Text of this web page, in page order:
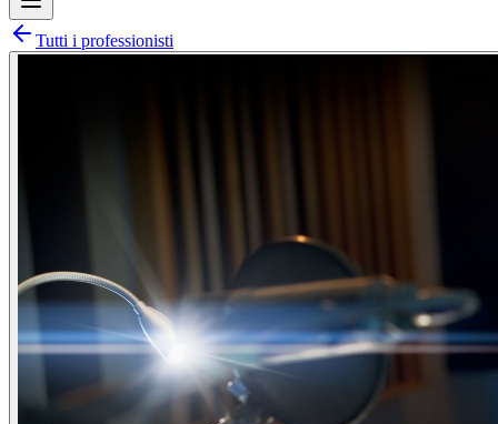
Tutti i professionisti